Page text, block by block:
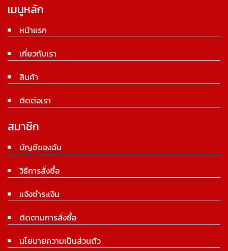
เมนูหลัก
หน้าแรก
เกี่ยวกับเรา
สินค้า
ติดต่อเรา
สมาชิก
บัญชีของฉัน
วิธีการสั่งซื้อ
แจ้งชำระเงิน
ติดตามการสั่งซื้อ
นโยบายความเป็นส่วนตัว